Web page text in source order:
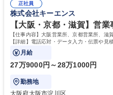
平均100件前後■メール・手紙：同上40件前後 募集職種 中
相談室】お客様のお声をもとにより
すのでご安心ください。 【当社に
う会社として、お客様との出会いを
を込めてコミュニケーションをと
す。 学歴・資格 学歴：大学院 大学 高専 短大 専修学校 高校 語学力： 資
格：
正社員
株式会社キーエンス
【大阪・京都・滋賀】営
【仕事内容】大阪営業所、京都営業所、滋
【詳細】電話応対・データ入力・伝票や見
で発生する事務業務や業務改善をお任せ。
月給
27万9000円～28万1000円
勤務地
大阪府大阪市淀川区